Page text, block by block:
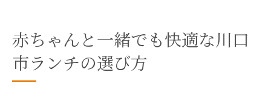
赤ちゃんと一緒でも快適な川口
市ランチの選び方